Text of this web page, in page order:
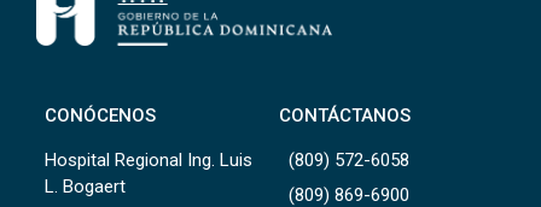
CONÓCENOS
Hospital Regional Ing. Luis
L. Bogaert
CONTÁCTANOS
(809) 572-6058
(809) 869-6900